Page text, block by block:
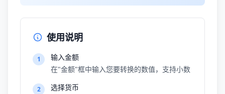
使用说明
1
输入金额
在"金额"框中输入您要转换的数值，支持小数
2
选择货币